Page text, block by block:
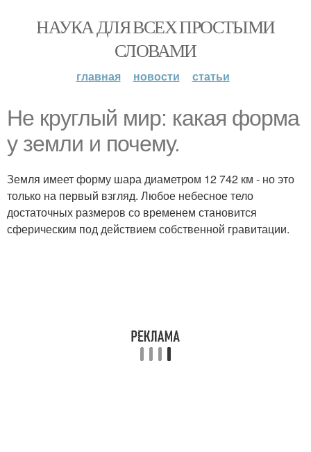
НАУКА ДЛЯ ВСЕХ ПРОСТЫМИ
СЛОВАМИ
главная новости статьи
Не круглый мир: какая форма
у земли и почему.
Земля имеет форму шара диаметром 12 742 км - но это
только на первый взгляд. Любое небесное тело
достаточных размеров со временем становится
сферическим под действием собственной гравитации.